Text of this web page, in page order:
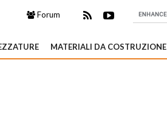
Forum
MATERIALI DA COSTRUZIONE